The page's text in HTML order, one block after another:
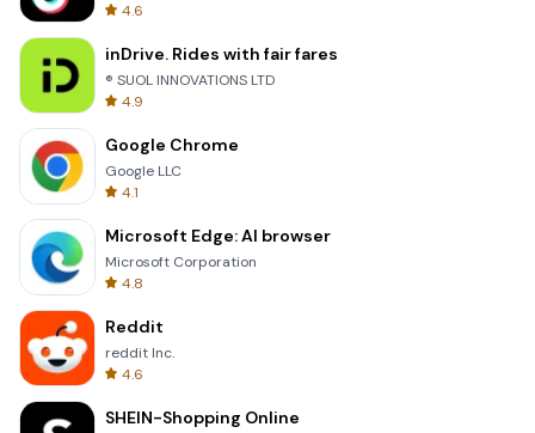
4.6
inDrive. Rides with fair fares
® SUOL INNOVATIONS LTD
4.9
Google Chrome
Google LLC
4.1
Microsoft Edge: AI browser
Microsoft Corporation
4.8
Reddit
reddit Inc.
4.6
SHEIN-Shopping Online